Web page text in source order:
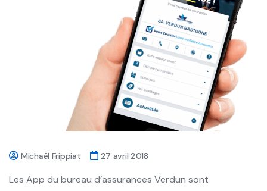
Michaël Frippiat 27 avril 2018
Les App du bureau d’assurances Verdun sont